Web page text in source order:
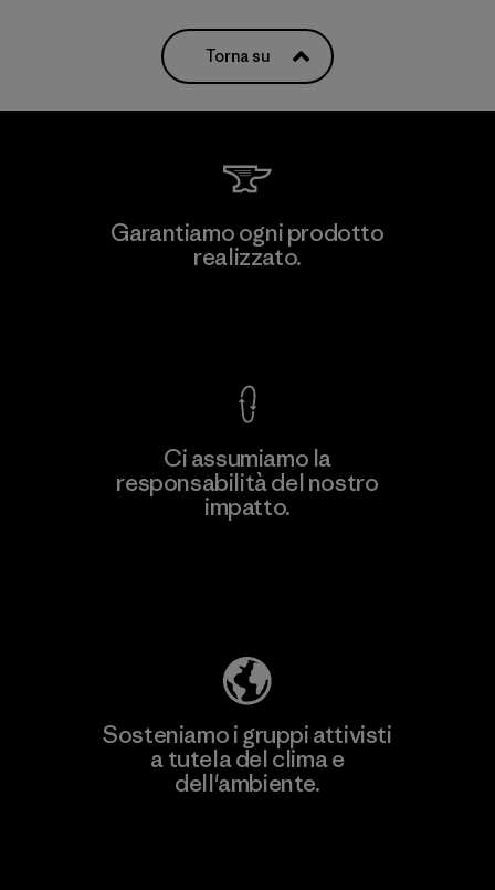
Torna su
Garantiamo ogni prodotto
realizzato.
Ci assumiamo la
responsabilità del nostro
impatto.
Sosteniamo i gruppi attivisti
a tutela del clima e
dell'ambiente.